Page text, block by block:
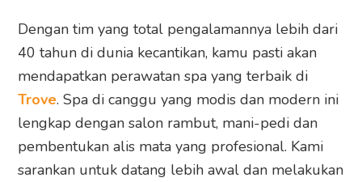
Dengan tim yang total pengalamannya lebih dari
40 tahun di dunia kecantikan, kamu pasti akan
mendapatkan perawatan spa yang terbaik di
Trove. Spa di canggu yang modis dan modern ini
lengkap dengan salon rambut, mani-pedi dan
pembentukan alis mata yang profesional. Kami
sarankan untuk datang lebih awal dan melakukan